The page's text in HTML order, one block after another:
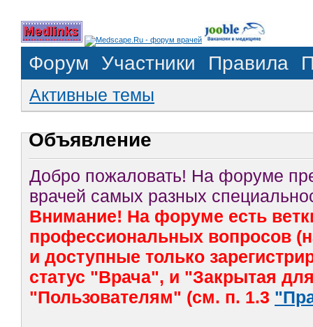
Форум Участники Правила
Активные темы
Объявление
Добро пожаловать! На форуме
врачей самых разных
Внимание! На форуме есть
профессиональных вопросов
и доступные только
статус "Врача", и "Закрытая
"Пользователям" (см. п. 1.3